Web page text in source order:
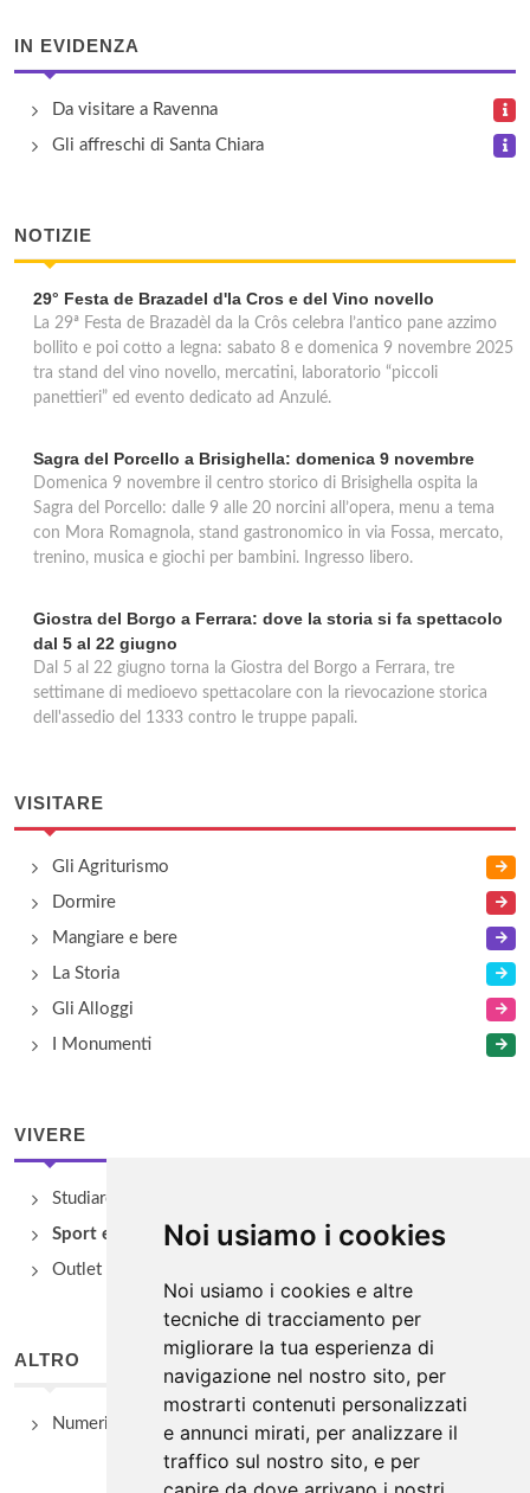
Noi usiamo i cookies
Noi usiamo i cookies e altre
tecniche di tracciamento per
migliorare la tua esperienza di
navigazione nel nostro sito, per
mostrarti contenuti personalizzati
e annunci mirati, per analizzare il
traffico sul nostro sito, e per
IN EVIDENZA
Da visitare a Ravenna
Gli affreschi di Santa Chiara
NOTIZIE
29° Festa de Brazadel d'la Cros e del Vino novello
La 29ª Festa de Brazadèl da la Crôs celebra l’antico pane azzimo
bollito e poi cotto a legna: sabato 8 e domenica 9 novembre 2025
tra stand del vino novello, mercatini, laboratorio “piccoli
panettieri” ed evento dedicato ad Anzulé.
Sagra del Porcello a Brisighella: domenica 9 novembre
Domenica 9 novembre il centro storico di Brisighella ospita la
Sagra del Porcello: dalle 9 alle 20 norcini all’opera, menu a tema
con Mora Romagnola, stand gastronomico in via Fossa, mercato,
trenino, musica e giochi per bambini. Ingresso libero.
Giostra del Borgo a Ferrara: dove la storia si fa spettacolo
dal 5 al 22 giugno
Dal 5 al 22 giugno torna la Giostra del Borgo a Ferrara, tre
settimane di medioevo spettacolare con la rievocazione storica
dell'assedio del 1333 contro le truppe papali.
VISITARE
Gli Agriturismo
Dormire
Mangiare e bere
La Storia
Gli Alloggi
I Monumenti
VIVERE
Studiare
Sport e Benessere
Outlet e spacci aziendali
ALTRO
Numeri Utili